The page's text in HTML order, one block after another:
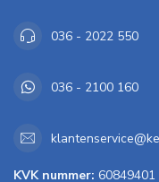
036 - 2022 550
036 - 2100 160
KVK nummer: 60849401